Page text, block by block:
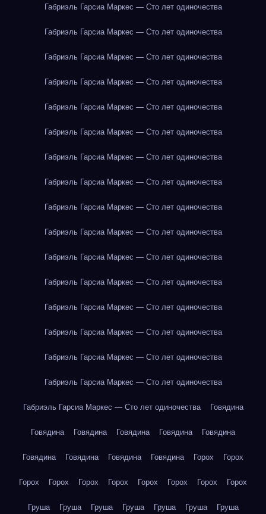
Габриэль Гарсиа Маркес — Сто лет одиночества
Габриэль Гарсиа Маркес — Сто лет одиночества
Габриэль Гарсиа Маркес — Сто лет одиночества
Габриэль Гарсиа Маркес — Сто лет одиночества
Габриэль Гарсиа Маркес — Сто лет одиночества
Габриэль Гарсиа Маркес — Сто лет одиночества
Габриэль Гарсиа Маркес — Сто лет одиночества
Габриэль Гарсиа Маркес — Сто лет одиночества
Габриэль Гарсиа Маркес — Сто лет одиночества
Габриэль Гарсиа Маркес — Сто лет одиночества
Габриэль Гарсиа Маркес — Сто лет одиночества
Габриэль Гарсиа Маркес — Сто лет одиночества
Габриэль Гарсиа Маркес — Сто лет одиночества
Габриэль Гарсиа Маркес — Сто лет одиночества
Габриэль Гарсиа Маркес — Сто лет одиночества
Габриэль Гарсиа Маркес — Сто лет одиночества
Габриэль Гарсиа Маркес — Сто лет одиночества Говядина
Говядина Говядина Говядина Говядина Говядина
Говядина Говядина Говядина Говядина Горох Горох
Горох Горох Горох Горох Горох Горох Горох Горох
Груша Груша Груша Груша Груша Груша Груша